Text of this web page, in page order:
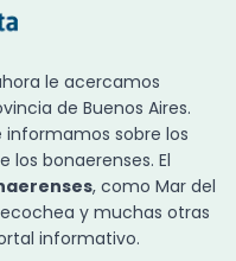
le acercamos
de Buenos Aires.
informamos sobre los
los bonaerenses. El
, como Mar del
y muchas otras
informativo.